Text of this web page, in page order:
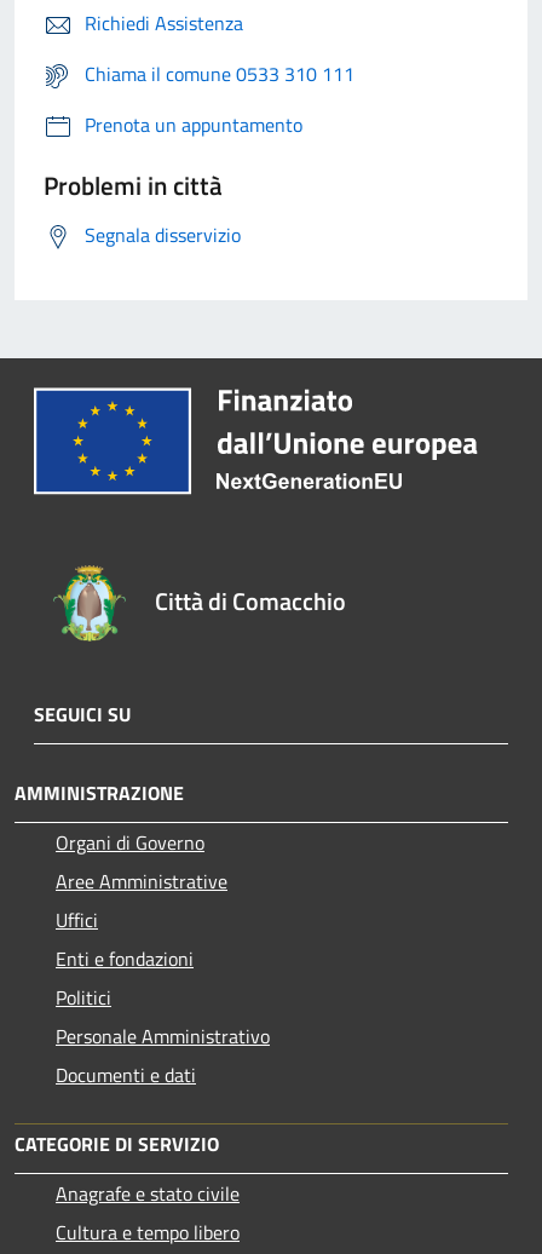
Richiedi Assistenza
Chiama il comune 0533 310 111
Prenota un appuntamento
Problemi in città
Segnala disservizio
Città di Comacchio
SEGUICI SU
AMMINISTRAZIONE
Organi di Governo
Aree Amministrative
Uffici
Enti e fondazioni
Politici
Personale Amministrativo
Documenti e dati
CATEGORIE DI SERVIZIO
Anagrafe e stato civile
Cultura e tempo libero